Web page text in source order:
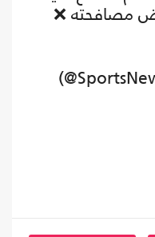
مصافحته ❌